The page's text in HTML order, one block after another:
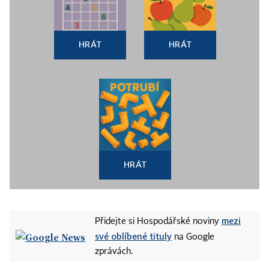
HRÁT HRÁT
HRÁT
Přidejte si Hospodářské noviny mezi
své oblíbené tituly na Google
zprávách.